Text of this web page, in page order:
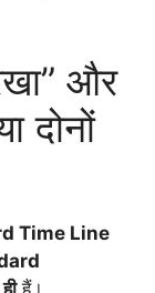
और
दोनों
Time Line